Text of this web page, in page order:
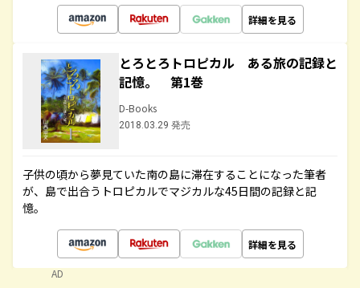
詳細を見る
とろとろトロピカル ある旅の記録と
記憶。 第1巻
D-Books
2018.03.29 発売
子供の頃から夢見ていた南の島に滞在することになった筆者
が、島で出合うトロピカルでマジカルな45日間の記録と記
憶。
詳細を見る
AD